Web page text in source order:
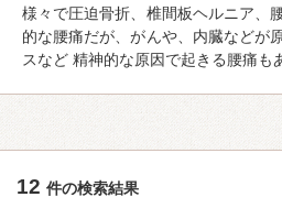
様々で圧迫骨折、椎間板ヘルニア、
的な腰痛だが、がんや、内臓などが
スなど 精神的な原因で起きる腰痛も
12 件の検索結果